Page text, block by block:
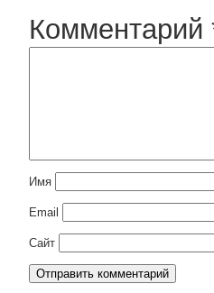
Комментарий
Имя
Email
Сайт